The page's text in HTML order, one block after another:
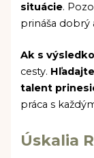
situácie.
prináša dobrý
Ak s
cesty.
talent
práca s
Úskalia